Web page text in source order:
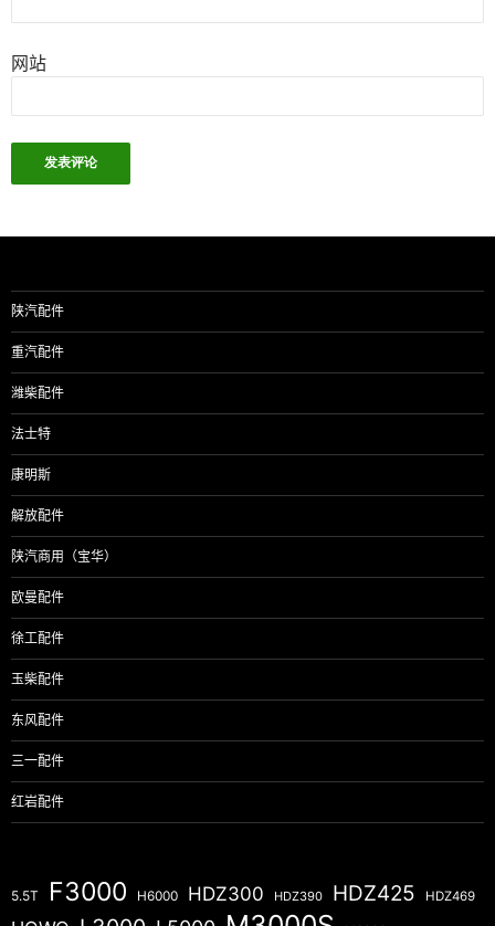
网站
陕汽配件
重汽配件
潍柴配件
法士特
康明斯
解放配件
陕汽商用（宝华）
欧曼配件
徐工配件
玉柴配件
东风配件
三一配件
红岩配件
5.5T F3000 H6000 HDZ300 HDZ390 HDZ425 HDZ469